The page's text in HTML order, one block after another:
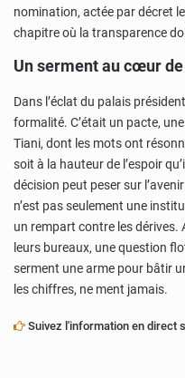
nomination, actée par décret
chapitre où la transparence
Un serment au cœur
Dans l’éclat du palais
formalité. C’était un pacte,
Tiani, dont les mots ont
soit à la hauteur de l’espoir
décision peut peser sur
n’est pas seulement une
un rempart contre les
leurs bureaux, une question
serment une arme pour bâtir
les chiffres, ne ment jamais.
Suivez l'information en direct